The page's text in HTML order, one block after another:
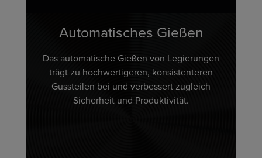
Automatisches Gießen
Das automatische Gießen von Legierungen
trägt zu hochwertigeren, konsistenteren
Gussteilen bei und verbessert zugleich
Sicherheit und Produktivität.